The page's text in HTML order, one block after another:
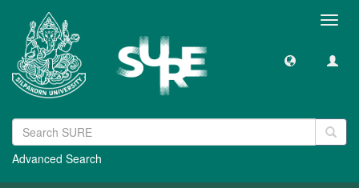
Advanced Search